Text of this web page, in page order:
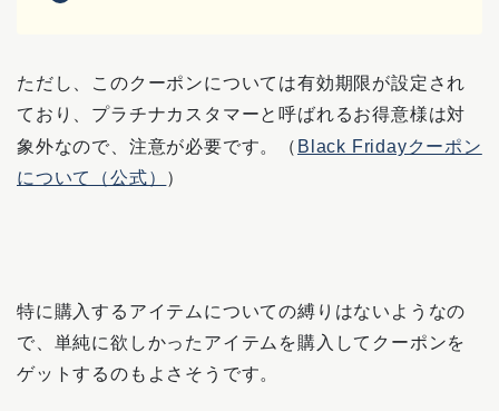
ただし、このクーポンについては有効期限が設定され
ており、プラチナカスタマーと呼ばれるお得意様は対
象外なので、注意が必要です。（ Black Fridayクーポン
について（公式） ）
特に購入するアイテムについての縛りはないようなの
で、単純に欲しかったアイテムを購入してクーポンを
ゲットするのもよさそうです。